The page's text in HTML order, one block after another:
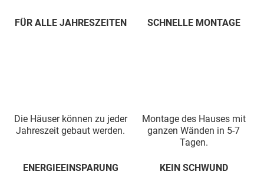
FÜR ALLE JAHRESZEITEN
Die Häuser können zu jeder
Jahreszeit gebaut werden.
SCHNELLE MONTAGE
Montage des Hauses mit
ganzen Wänden in 5-7
Tagen.
ENERGIEEINSPARUNG KEIN SCHWUND